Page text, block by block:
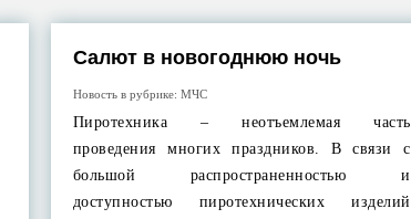
Салют в новогоднюю ночь
Новость в рубрике: МЧС
Пиротехника – неотъемлемая часть
проведения многих праздников. В связи с
большой распространенностью и
доступностью пиротехнических изделий